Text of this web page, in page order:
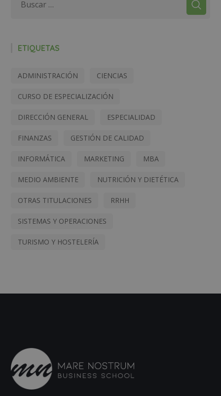
ETIQUETAS
ADMINISTRACIÓN CIENCIAS
CURSO DE ESPECIALIZACIÓN
DIRECCIÓN GENERAL ESPECIALIDAD
FINANZAS GESTIÓN DE CALIDAD
INFORMÁTICA MARKETING MBA
MEDIO AMBIENTE NUTRICIÓN Y DIETÉTICA
OTRAS TITULACIONES RRHH
SISTEMAS Y OPERACIONES
TURISMO Y HOSTELERÍA